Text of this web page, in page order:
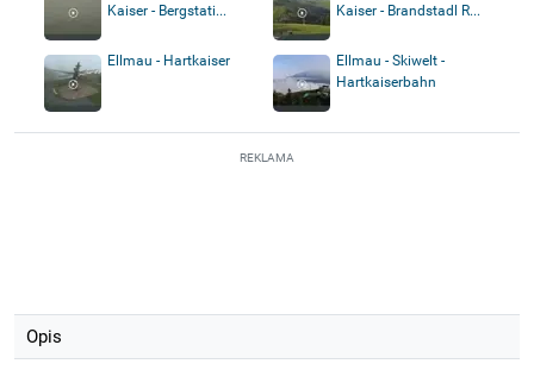
Kaiser - Bergstati...
Kaiser - Brandstadl R...
Ellmau - Hartkaiser
Ellmau - Skiwelt -
Hartkaiserbahn
REKLAMA
Opis